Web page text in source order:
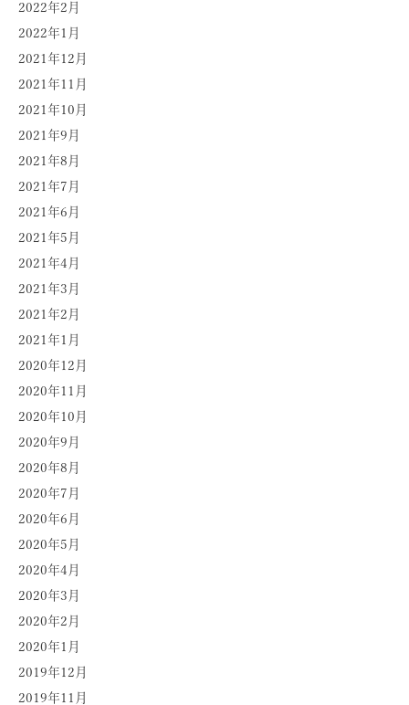
2022年2月
2022年1月
2021年12月
2021年11月
2021年10月
2021年9月
2021年8月
2021年7月
2021年6月
2021年5月
2021年4月
2021年3月
2021年2月
2021年1月
2020年12月
2020年11月
2020年10月
2020年9月
2020年8月
2020年7月
2020年6月
2020年5月
2020年4月
2020年3月
2020年2月
2020年1月
2019年12月
2019年11月